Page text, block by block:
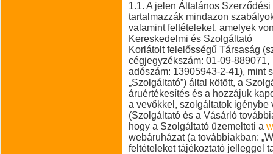
1.1. A jelen Általános
tartalmazzák mindazon
valamint feltételeket, amelyek
Kereskedelmi és Szolgáltató
Korlátolt felelősségű Társaság
cégjegyzékszám: 01-09-889071,
adószám: 13905943-2-41), mint
„Szolgáltató”) által kötött, a
áruértékesítés és a hozzájuk
a vevőkkel, szolgáltatok igénybe
(Szolgáltató és a Vásárló
hogy a Szolgáltató üzemelteti a
webáruházat (a továbbiakban:
feltételeket tájékoztató jelleggel